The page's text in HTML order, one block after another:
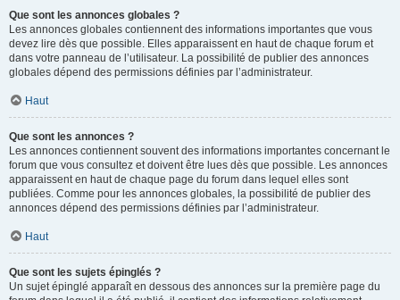
Que sont les annonces globales ?
Les annonces globales contiennent des informations importantes que vous
devez lire dès que possible. Elles apparaissent en haut de chaque forum et
dans votre panneau de l’utilisateur. La possibilité de publier des annonces
globales dépend des permissions définies par l’administrateur.
Haut
Que sont les annonces ?
Les annonces contiennent souvent des informations importantes concernant le
forum que vous consultez et doivent être lues dès que possible. Les annonces
apparaissent en haut de chaque page du forum dans lequel elles sont
publiées. Comme pour les annonces globales, la possibilité de publier des
annonces dépend des permissions définies par l’administrateur.
Haut
Que sont les sujets épinglés ?
Un sujet épinglé apparaît en dessous des annonces sur la première page du